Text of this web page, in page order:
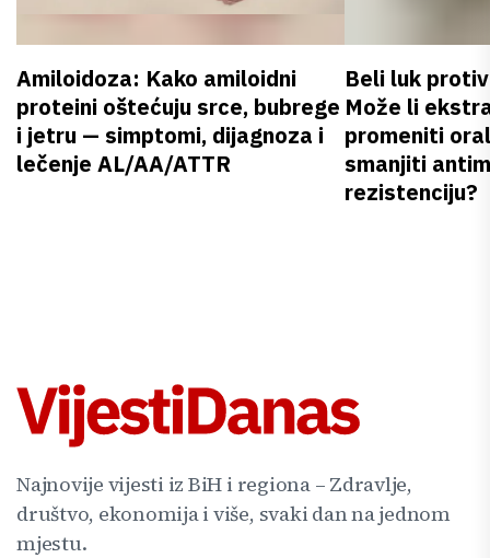
Amiloidoza: Kako amiloidni
proteini oštećuju srce, bubrege
i jetru — simptomi, dijagnoza i
lečenje AL/AA/ATTR
Beli luk
Može li
promeniti
smanjiti
rezistenciju?
Najnovije vijesti iz BiH i regiona – Zdravlje,
društvo, ekonomija i više, svaki dan na jednom
mjestu.